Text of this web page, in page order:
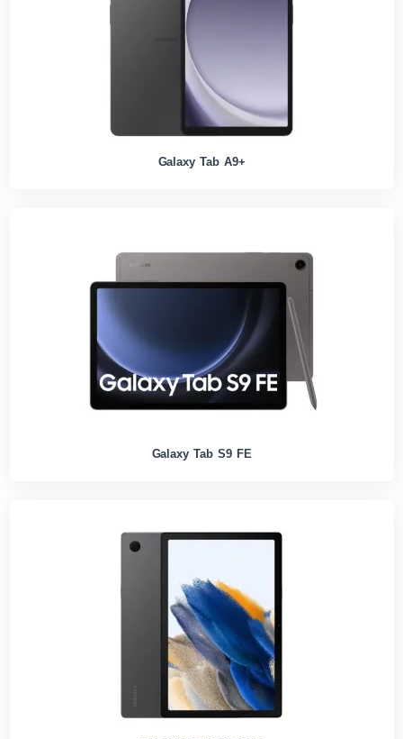
Galaxy Tab A9+
Galaxy Tab S9 FE